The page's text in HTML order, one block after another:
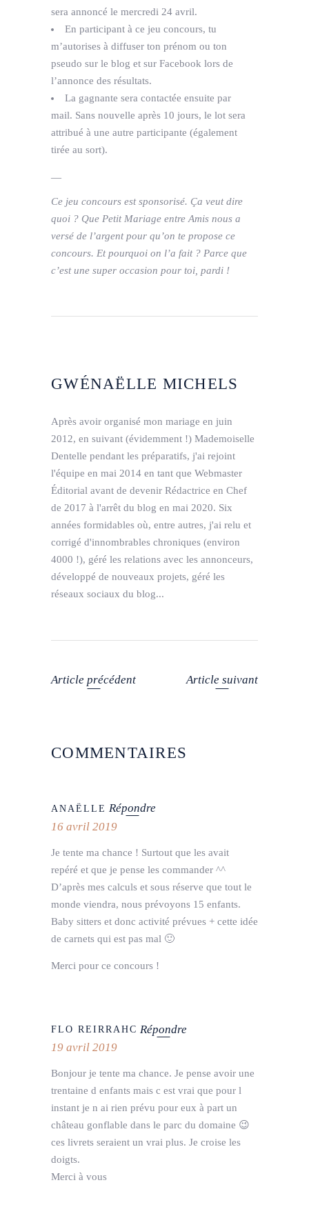
sera annoncé le mercredi 24 avril.
En participant à ce jeu concours, tu
m’autorises à diffuser ton prénom ou ton
pseudo sur le blog et sur Facebook lors de
l’annonce des résultats.
La gagnante sera contactée ensuite par
mail. Sans nouvelle après 10 jours, le lot sera
attribué à une autre participante (également
tirée au sort).
—
Ce jeu concours est sponsorisé. Ça veut dire
quoi ? Que Petit Mariage entre Amis nous a
versé de l’argent pour qu’on te propose ce
concours. Et pourquoi on l’a fait ? Parce que
c’est une super occasion pour toi, pardi !
GWÉNAËLLE MICHELS
Après avoir organisé mon mariage en juin
2012, en suivant (évidemment !) Mademoiselle
Dentelle pendant les préparatifs, j'ai rejoint
l'équipe en mai 2014 en tant que Webmaster
Éditorial avant de devenir Rédactrice en Chef
de 2017 à l'arrêt du blog en mai 2020. Six
années formidables où, entre autres, j'ai relu et
corrigé d'innombrables chroniques (environ
4000 !), géré les relations avec les annonceurs,
développé de nouveaux projets, géré les
réseaux sociaux du blog...
Article précédent Article suivant
COMMENTAIRES
ANAËLLE Répondre
16 avril 2019
Je tente ma chance ! Surtout que les avait
repéré et que je pense les commander ^^
D’après mes calculs et sous réserve que tout le
monde viendra, nous prévoyons 15 enfants.
Baby sitters et donc activité prévues + cette idée
de carnets qui est pas mal 🙂
Merci pour ce concours !
FLO REIRRAHC Répondre
19 avril 2019
Bonjour je tente ma chance. Je pense avoir une
trentaine d enfants mais c est vrai que pour l
instant je n ai rien prévu pour eux à part un
château gonflable dans le parc du domaine 😉
ces livrets seraient un vrai plus. Je croise les
doigts.
Merci à vous